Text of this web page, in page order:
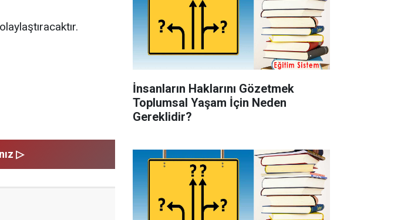
▷
İnsanların Haklarını Gözetmek
Toplumsal Yaşam İçin Neden
Gereklidir?